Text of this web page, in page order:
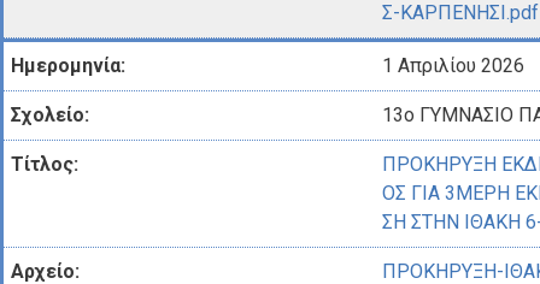
Σ-ΚΑΡΠΕΝΗΣΙ.pdf
1 Απριλίου 2026
13ο ΓΥΜΝΑΣΙΟ
ΠΡΟΚΗΡΥΞΗ
ΟΣ ΓΙΑ 3ΜΕΡΗ
ΣΗ ΣΤΗΝ ΙΘΑΚΗ
ΠΡΟΚΗΡΥΞΗ-